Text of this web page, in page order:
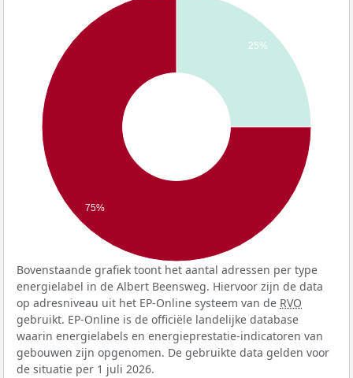
25%
75%
Bovenstaande grafiek toont het aantal adressen per type
energielabel in de Albert Beensweg. Hiervoor zijn de data
op adresniveau uit het EP-Online systeem van de RVO
gebruikt. EP-Online is de officiële landelijke database
waarin energielabels en energieprestatie-indicatoren van
gebouwen zijn opgenomen. De gebruikte data gelden voor
de situatie per 1 juli 2026.